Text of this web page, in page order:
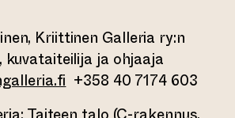
Kriittinen Galleria ry:n
kuvataiteilija ja ohjaaja
+358 40 7174 603